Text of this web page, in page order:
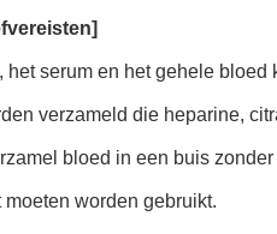
het serum en het gehele
verzameld die heparine,
bloed in een buis
moeten worden gebruikt.